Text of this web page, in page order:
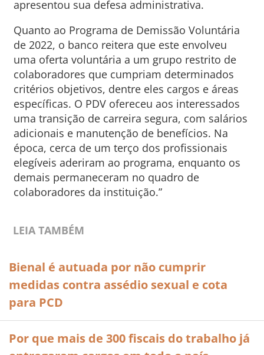
apresentou sua defesa administrativa.
Quanto ao Programa de Demissão Voluntária
de 2022, o banco reitera que este envolveu
uma oferta voluntária a um grupo restrito de
colaboradores que cumpriam determinados
critérios objetivos, dentre eles cargos e áreas
específicas. O PDV ofereceu aos interessados
uma transição de carreira segura, com salários
adicionais e manutenção de benefícios. Na
época, cerca de um terço dos profissionais
elegíveis aderiram ao programa, enquanto os
demais permaneceram no quadro de
colaboradores da instituição.”
LEIA TAMBÉM
Bienal é autuada por não cumprir
medidas contra assédio sexual e cota
para PCD
Por que mais de 300 fiscais do trabalho já